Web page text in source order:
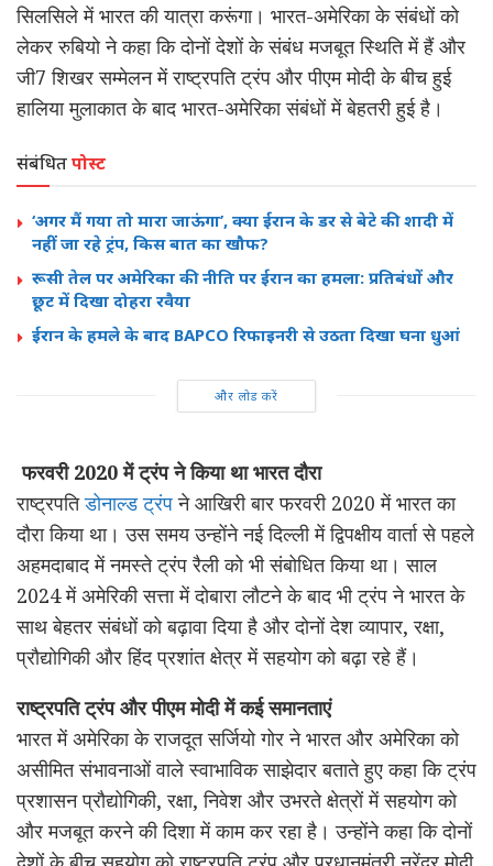
सिलसिले में भारत की यात्रा करूंगा। भारत-अमेरिका के संबंधों को
लेकर रुबियो ने कहा कि दोनों देशों के संबंध मजबूत स्थिति में हैं और
जी7 शिखर सम्मेलन में राष्ट्रपति ट्रंप और पीएम मोदी के बीच हुई
हालिया मुलाकात के बाद भारत-अमेरिका संबंधों में बेहतरी हुई है।
संबंधितपोस्ट
‘अगर मैं गया तो मारा जाऊंगा’, क्या ईरान के डर से बेटे की शादी में
नहीं जा रहे ट्रंप, किस बात का खौफ?
रूसी तेल पर अमेरिका की नीति पर ईरान का हमला: प्रतिबंधों और
छूट में दिखा दोहरा रवैया
ईरान के हमले के बाद BAPCO रिफाइनरी से उठता दिखा घना धुआं
और लोड करें
फरवरी 2020 में ट्रंप ने किया था भारत दौरा
राष्ट्रपतिडोनाल्ड ट्रंपने आखिरी बार फरवरी 2020 में भारत का
दौरा किया था। उस समय उन्होंने नई दिल्ली में द्विपक्षीय वार्ता से पहले
अहमदाबाद में नमस्ते ट्रंप रैली को भी संबोधित किया था। साल
2024 में अमेरिकी सत्ता में दोबारा लौटने के बाद भी ट्रंप ने भारत के
साथ बेहतर संबंधों को बढ़ावा दिया है और दोनों देश व्यापार, रक्षा,
प्रौद्योगिकी और हिंद प्रशांत क्षेत्र में सहयोग को बढ़ा रहे हैं।
राष्ट्रपति ट्रंप और पीएम मोदी में कई समानताएं
भारत में अमेरिका के राजदूत सर्जियो गोर ने भारत और अमेरिका को
असीमित संभावनाओं वाले स्वाभाविक साझेदार बताते हुए कहा कि ट्रंप
प्रशासन प्रौद्योगिकी, रक्षा, निवेश और उभरते क्षेत्रों में सहयोग को
और मजबूत करने की दिशा में काम कर रहा है। उन्होंने कहा कि दोनों